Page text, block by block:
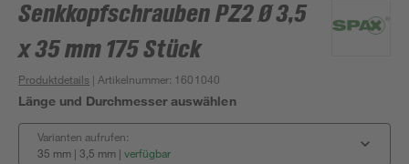
Senkkopfschrauben PZ2 Ø 3,5
x 35 mm 175 Stück
Produktdetails | Artikelnummer: 1601040
Länge und Durchmesser auswählen
Varianten aufrufen:
35 mm | 3,5 mm | verfügbar